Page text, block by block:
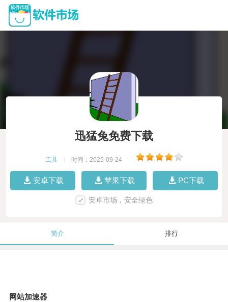
迅猛兔免费下载
工具 时间：2025-09-24
安卓下载 苹果下载 PC下载
安卓市场，安全绿色
简介 排行
网站加速器